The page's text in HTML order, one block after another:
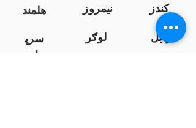
هلمند نیمروز
کندز
سرپ
ل
لوګر زابل